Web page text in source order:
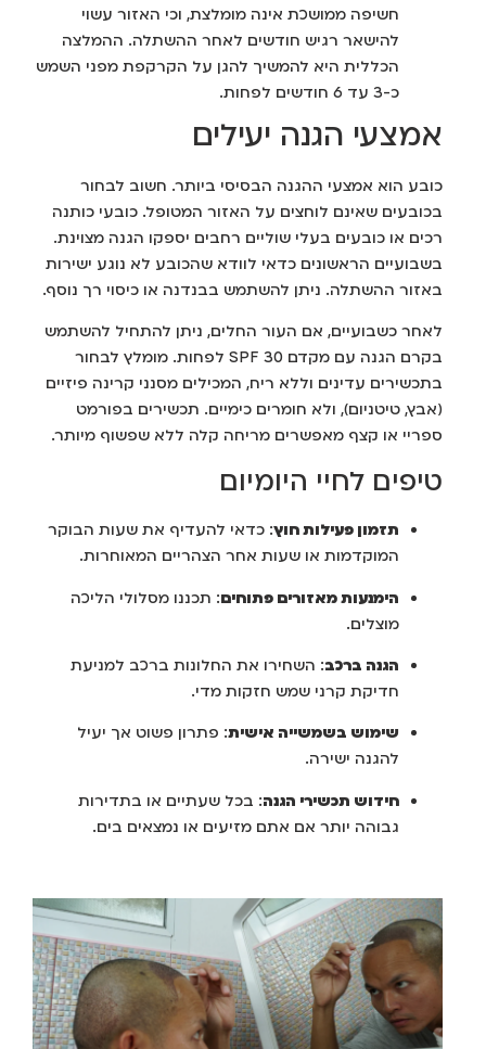
חשיפה ממושכת אינה מומלצת, וכי האזור עשוי
להישאר רגיש חודשים לאחר ההשתלה. ההמלצה
הכללית היא להמשיך להגן על הקרקפת מפני השמש
אמצעי הגנה יעילים
כובע הוא אמצעי ההגנה הבסיסי ביותר. חשוב לבחור
בכובעים שאינם לוחצים על האזור המטופל. כובעי כותנה
רכים או כובעים בעלי שוליים רחבים יספקו הגנה מצוינת.
בשבועיים הראשונים כדאי לוודא שהכובע לא נוגע ישירות
באזור ההשתלה. ניתן להשתמש בבנדנה או כיסוי רך נוסף.
לאחר כשבועיים, אם העור החלים, ניתן להתחיל להשתמש
בקרם הגנה עם מקדם SPF 30 לפחות. מומלץ לבחור
בתכשירים עדינים וללא ריח, המכילים מסנני קרינה פיזיים
(אבץ, טיטניום), ולא חומרים כימיים. תכשירים בפורמט
ספריי או קצף מאפשרים מריחה קלה ללא שפשוף מיותר.
טיפים לחיי היומיום
תזמון פעילות חוץ: כדאי להעדיף את שעות הבוקר
המוקדמות או שעות אחר הצהריים המאוחרות.
הימנעות מאזורים פתוחים: תכננו מסלולי הליכה
מוצלים.
הגנה ברכב: השחירו את החלונות ברכב למניעת
חדיקת קרני שמש חזקות מדי.
שימוש בשמשייה אישית: פתרון פשוט אך יעיל
להגנה ישירה.
חידוש תכשירי הגנה: בכל שעתיים או בתדירות
גבוהה יותר אם אתם מזיעים או נמצאים בים.